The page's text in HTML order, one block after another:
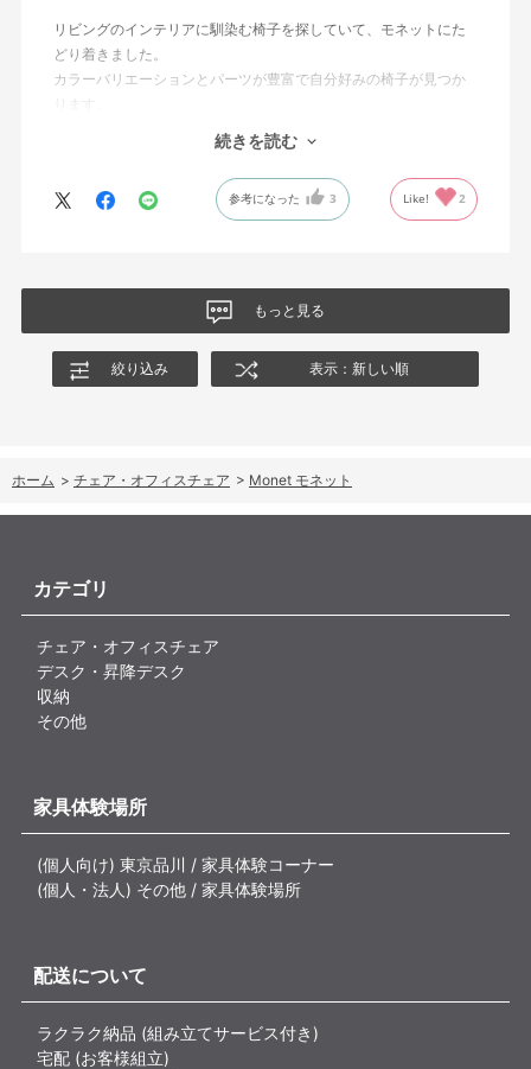
リビングのインテリアに馴染む椅子を探していて、モネットにた
どり着きました。
カラーバリエーションとパーツが豊富で自分好みの椅子が見つか
オフィスチェアにしては比較的コンパクトで家に置くのに最適で
した、座り心地も良く大変気に入っています。
今回どうしても欲しい色の組み合わせがあったので固定肘の物を
購入しましたが、欲を言えば稼働肘バージョンもバイカラーなど
続きを読む
参考になった 3 Like! 2
もっと見る
絞り込み 表示：新しい順
ホーム > チェア・オフィスチェア > Monet モネット
カテゴリ
チェア・オフィスチェア
デスク・昇降デスク
収納
その他
家具体験場所
(個人向け) 東京品川 / 家具体験コーナー
(個人・法人) その他 / 家具体験場所
配送について
ラクラク納品 (組み立てサービス付き)
宅配 (お客様組立)